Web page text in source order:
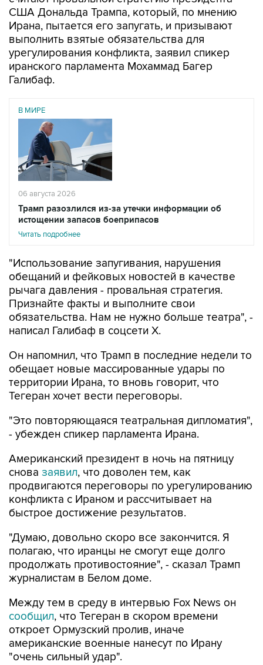
выполнить взятые обязательства для
урегулирования конфликта, заявил спикер
иранского парламента Мохаммад Багер
Галибаф.
В МИРЕ
06 августа 2026
Трамп разозлился из-за утечки информации об
истощении запасов боеприпасов
Читать подробнее
"Использование запугивания, нарушения
рычага давления - провальная стратегия.
Признайте факты и выполните свои
обязательства. Нам не нужно больше театра", -
написал Галибаф в соцсети X.
Он напомнил, что Трамп в последние недели то
территории Ирана, то вновь говорит, что
Тегеран хочет вести переговоры.
"Это повторяющаяся театральная дипломатия",
Американский президент в ночь на пятницу
продвигаются переговоры по урегулированию
конфликта с Ираном и рассчитывает на
быстрое достижение результатов.
"Думаю, довольно скоро все закончится. Я
продолжать противостояние", - сказал Трамп
журналистам в Белом доме.
Между тем в среду в интервью Fox News он
откроет Ормузский пролив, иначе
американские военные нанесут по Ирану
"очень сильный удар".